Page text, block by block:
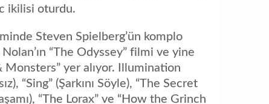
ikilisi oturdu.
Steven Spielberg’ün komplo
“The Odyssey” filmi ve yine
Monsters” yer alıyor. Illumination
“Sing” (Şarkını Söyle), “The Secret
“The Lorax” ve “How the Grinch